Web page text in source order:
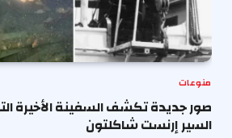
منوعات
صور جديدة تكشف السفينة الأخيرة
السير إرنست شاكلتون